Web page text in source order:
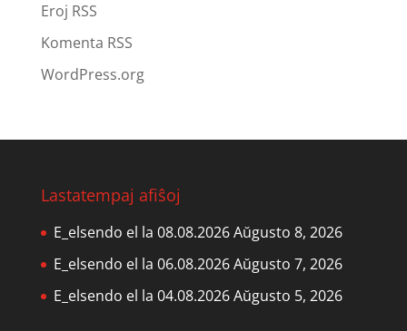
Eroj RSS
Komenta RSS
WordPress.org
Lastatempaj afiŝoj
E_elsendo el la 08.08.2026Aŭgusto 8, 2026
E_elsendo el la 06.08.2026Aŭgusto 7, 2026
E_elsendo el la 04.08.2026Aŭgusto 5, 2026